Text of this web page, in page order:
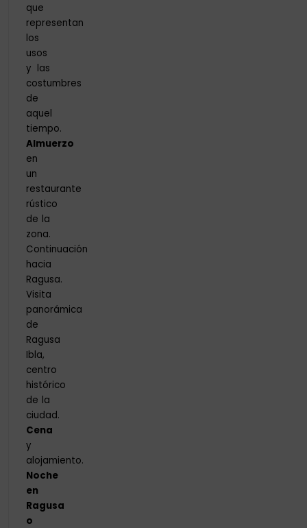
que
representan
los
usos
y las
costumbres
de
aquel
tiempo.
Almuerzo
en
un
restaurante
rústico
de la
zona.
Continuación
hacia
Ragusa.
Visita
panorámica
de
Ragusa
Ibla,
centro
histórico
de la
ciudad.
Cena
y
alojamiento.
Noche
en
Ragusa
o